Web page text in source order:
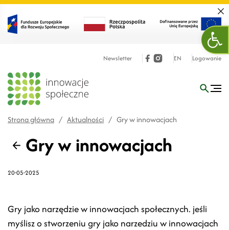
Newsletter EN Logowanie
Strona główna / Aktualności / Gry w innowacjach
Wstecz
Gry w innowacjach
20-05-2025
Gry jako narzędzie w innowacjach społecznych. jeśli
myślisz o stworzeniu gry jako narzedziu w innowacjach